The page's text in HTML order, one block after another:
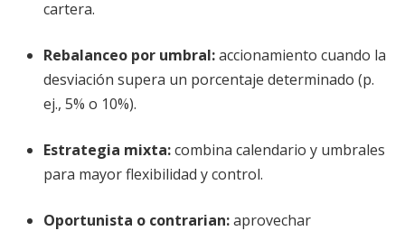
cartera.
Rebalanceo por umbral:accionamiento cuando la
desviación supera un porcentaje determinado (p.
ej., 5% o 10%).
Estrategia mixta:combina calendario y umbrales
para mayor flexibilidad y control.
Oportunista o contrarian:aprovechar